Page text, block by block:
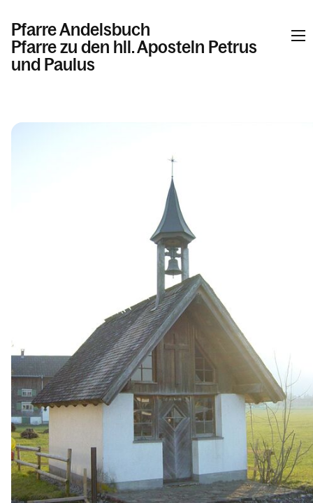
Pfarre Andelsbuch
Pfarre zu den hll. Aposteln Petrus
und Paulus